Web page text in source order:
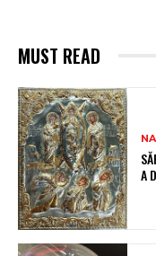
MUST READ
A